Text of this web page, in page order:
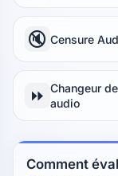
🔇 Censure
⏩ Changeur
audio
Comment